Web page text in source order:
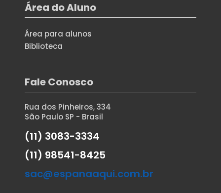
Área do Aluno
Área para alunos
Biblioteca
Fale Conosco
Rua dos Pinheiros, 334
São Paulo SP - Brasil
(11) 3083-3334
(11) 98541-8425
sac@espanaaqui.com.br